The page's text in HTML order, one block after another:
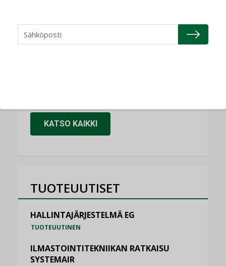
NIMITYKSET
Granlund Oy
KATSO KAIKKI
TUOTEUUTISET
HALLINTAJÄRJESTELMÄ EG
TUOTEUUTINEN
ILMASTOINTITEKNIIKAN RATKAISU
SYSTEMAIR